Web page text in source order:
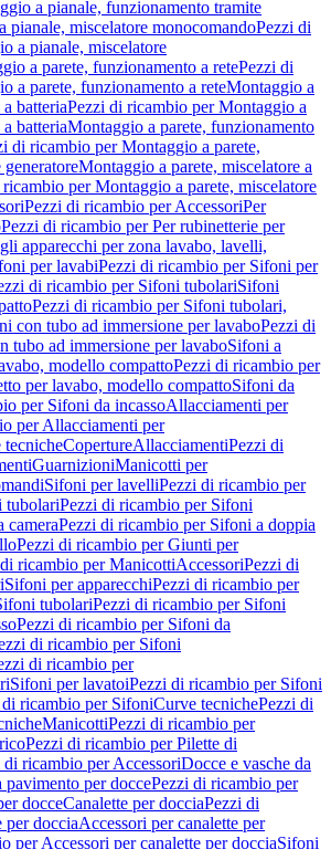
a pianale, funzionamento tramite
pianale, miscelatore monocomandoPezzi di
a pianale, miscelatore
a parete, funzionamento a retePezzi di
a parete, funzionamento a reteMontaggio a
batteriaPezzi di ricambio per Montaggio a
batteriaMontaggio a parete, funzionamento
di ricambio per Montaggio a parete,
Montaggio a parete, miscelatore a
per Montaggio a parete, miscelatore
Pezzi di ricambio per AccessoriPer
Pezzi di ricambio per Per rubinetterie per
apparecchi per zona lavabo, lavelli,
per lavabiPezzi di ricambio per Sifoni per
di ricambio per Sifoni tubolariSifoni
Pezzi di ricambio per Sifoni tubolari,
con tubo ad immersione per lavaboPezzi di
tubo ad immersione per lavaboSifoni a
modello compattoPezzi di ricambio per
per lavabo, modello compattoSifoni da
per Sifoni da incassoAllacciamenti per
per Allacciamenti per
tecnicheCopertureAllacciamentiPezzi di
GuarnizioniManicotti per
Sifoni per lavelliPezzi di ricambio per
tubolariPezzi di ricambio per Sifoni
cameraPezzi di ricambio per Sifoni a doppia
Pezzi di ricambio per Giunti per
ricambio per ManicottiAccessoriPezzi di
Sifoni per apparecchiPezzi di ricambio per
tubolariPezzi di ricambio per Sifoni
Pezzi di ricambio per Sifoni da
di ricambio per Sifoni
di ricambio per
Sifoni per lavatoiPezzi di ricambio per Sifoni
ricambio per SifoniCurve tecnichePezzi di
ManicottiPezzi di ricambio per
Pezzi di ricambio per Pilette di
di ricambio per AccessoriDocce e vasche da
pavimento per doccePezzi di ricambio per
docceCanalette per docciaPezzi di
per docciaAccessori per canalette per
per Accessori per canalette per docciaSifoni